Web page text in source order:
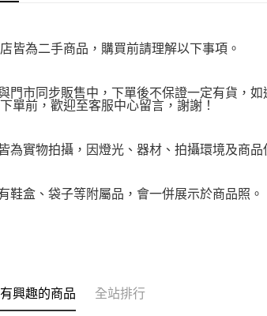
皆為二手商品，購買前請理解以下事項。
門市同步販售中，下單後不保證一定有貨，
單前，歡迎至客服中心留言，謝謝！
為實物拍攝，因燈光、器材、拍攝環境及商
鞋盒、袋子等附屬品，會一併展示於商品照。
興趣的商品 全站排行